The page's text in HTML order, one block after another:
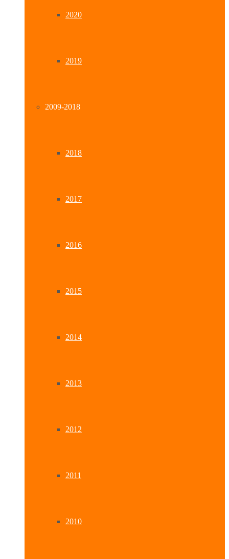
2020
2019
2009-2018
2018
2017
2016
2015
2014
2013
2012
2011
2010